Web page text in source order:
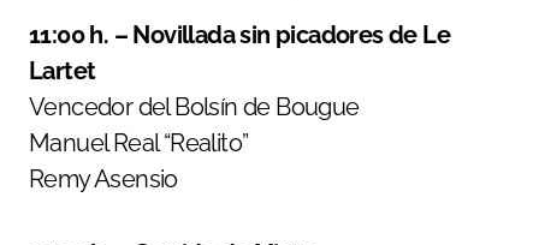
11:00 h. – Novillada sin picadores de Le
Lartet
Vencedor del Bolsín de Bougue
Manuel Real “Realito”
Remy Asensio